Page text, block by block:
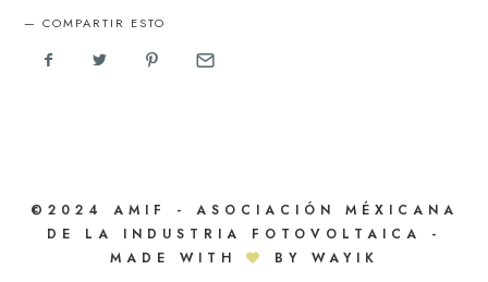
COMPARTIR ESTO
©2024 AMIF - ASOCIACIÓN MÉXICANA
DE LA INDUSTRIA FOTOVOLTAICA -
MADE WITH
BY WAYIK